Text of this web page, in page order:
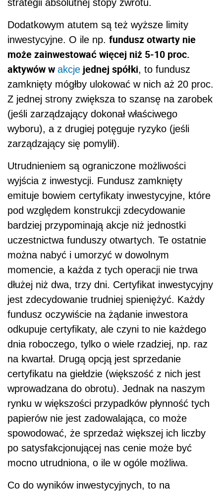
strategii absolutnej stopy zwrotu.
Dodatkowym atutem są też wyższe limity
inwestycyjne. O ile np. fundusz otwarty nie
może zainwestować więcej niż 5-10 proc.
aktywów w akcje jednej spółki, to fundusz
zamknięty mógłby ulokować w nich aż 20 proc.
Z jednej strony zwiększa to szansę na zarobek
(jeśli zarządzający dokonał właściwego
wyboru), a z drugiej potęguje ryzyko (jeśli
zarządzający się pomylił).
Utrudnieniem są ograniczone możliwości
wyjścia z inwestycji. Fundusz zamknięty
emituje bowiem certyfikaty inwestycyjne, które
pod względem konstrukcji zdecydowanie
bardziej przypominają akcje niż jednostki
uczestnictwa funduszy otwartych. Te ostatnie
można nabyć i umorzyć w dowolnym
momencie, a każda z tych operacji nie trwa
dłużej niż dwa, trzy dni. Certyfikat inwestycyjny
jest zdecydowanie trudniej spieniężyć. Każdy
fundusz oczywiście na żądanie inwestora
odkupuje certyfikaty, ale czyni to nie każdego
dnia roboczego, tylko o wiele rzadziej, np. raz
na kwartał. Drugą opcją jest sprzedanie
certyfikatu na giełdzie (większość z nich jest
wprowadzana do obrotu). Jednak na naszym
rynku w większości przypadków płynność tych
papierów nie jest zadowalająca, co może
spowodować, że sprzedaż większej ich liczby
po satysfakcjonującej nas cenie może być
mocno utrudniona, o ile w ogóle możliwa.
Co do wyników inwestycyjnych, to na